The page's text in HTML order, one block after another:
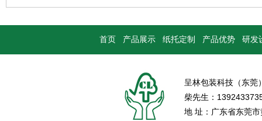
首页 产品展示 纸托定制 产品优势 研发
呈林包装科技（东
柴先生：
地 址：广东省东莞